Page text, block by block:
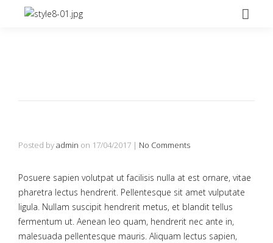
Posted byadmin on 17/04/2017 | No Comments
Posuere sapien volutpat ut facilisis nulla at est ornare, vitae
pharetra lectus hendrerit. Pellentesque sit amet vulputate
ligula. Nullam suscipit hendrerit metus, et blandit tellus
fermentum ut. Aenean leo quam, hendrerit nec ante in,
malesuada pellentesque mauris. Aliquam lectus sapien,